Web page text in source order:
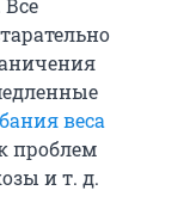
веса
проблем
и т. д.